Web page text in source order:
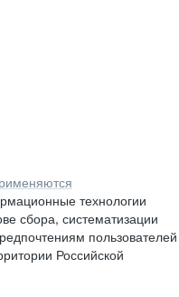
технологии
сбора, систематизации
пользователей
Российской